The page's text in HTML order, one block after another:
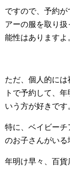
ですので、予約
アーの服を取り
能性はありますよ
ただ、個人的に
トで予約して、
いう方が好きです
特に、ベイビー
のお子さんがい
年明け早々、百